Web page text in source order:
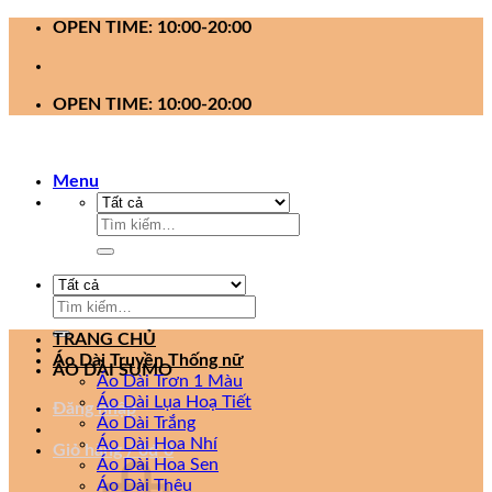
OPEN TIME: 10:00-20:00
OPEN TIME: 10:00-20:00
Menu
Tìm
Tìm
ÁO DÀI SUMO
Đăng nhập
Giỏ hàng /0₫ 0
TRANG CHỦ
Áo Dài Truyền Thống nữ
Áo Dài Trơn 1 Màu
Áo Dài Lụa Hoạ Tiết
Áo Dài Trắng
Áo Dài Hoa Nhí
Áo Dài Hoa Sen
Áo Dài Thêu